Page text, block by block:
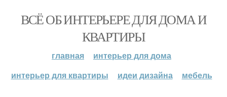
ВСЁ ОБ ИНТЕРЬЕРЕ ДЛЯ ДОМА И
КВАРТИРЫ
главная
интерьер для дома
интерьер для квартиры
идеи дизайна мебель